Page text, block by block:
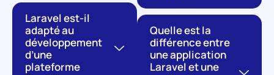
Laravel est-il
adapté au
développement
d’une
plateforme
Quelle est la
différence entre
une application
Laravel et une